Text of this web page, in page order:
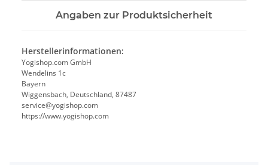
Angaben zur Produktsicherheit
Herstellerinformationen:
Yogishop.com GmbH
Wendelins 1c
Bayern
Wiggensbach, Deutschland, 87487
service@yogishop.com
https://www.yogishop.com